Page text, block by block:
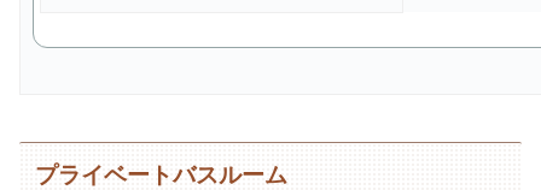
プライベートバスルーム